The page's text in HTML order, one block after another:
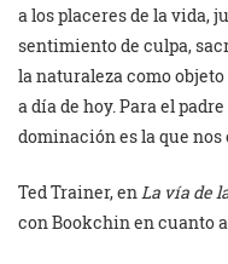
a los placeres de la vida,
sentimiento de culpa,
la naturaleza como
a día de hoy. Para el
dominación es la que
Ted Trainer, enLa vía de
con Bookchin en cuanto